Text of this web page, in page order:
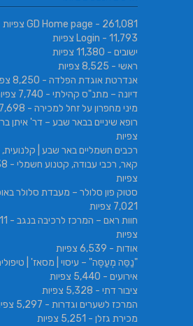
GD Home page - 261,081 צפיות
Login - 11,793 צפיות
ישובים - 11,380 צפיות
ראשי - 8,525 צפיות
אנדרטת אוגדת הפלדה - 8,250 צפיות
דיונה – מתנ"ס קהילתי - 7,740 צפיות
מיני מחפרון על זחל למכירה - 7,698 צפיות
רופא שיניים בבאר שבע – דר' איתן בר
צפיות
רכבים חשמליים באר שבע | קלנועית,
קאר, רכבי עבודה, קטנוע חשמלי
צפיות
סטוק פון סלולר – מעבדת סלולר
7,021 צפיות
חוות ראם – המרכז לרכיבה בנגב
צפיות
אודות - 6,539 צפיות
"נַסֵּה מְעַסֶּה" – עיסוי | מסאז' |
אירועים - 5,440 צפיות
ציבור דתי - 5,328 צפיות
המרכז לשערים וגדרות - 5,297 צפיות
מכירת גזלן - 5,251 צפיות